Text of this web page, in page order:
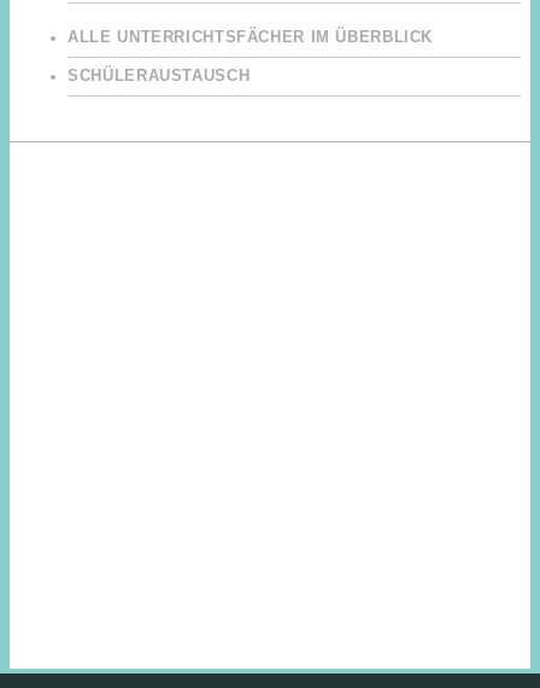
ALLE UNTERRICHTSFÄCHER IM ÜBERBLICK
SCHÜLERAUSTAUSCH